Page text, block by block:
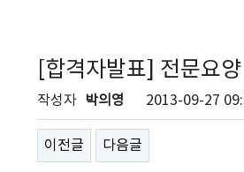
[합격자발표] 전문요
작성자 박의영 2013-09-27
이전글 다음글